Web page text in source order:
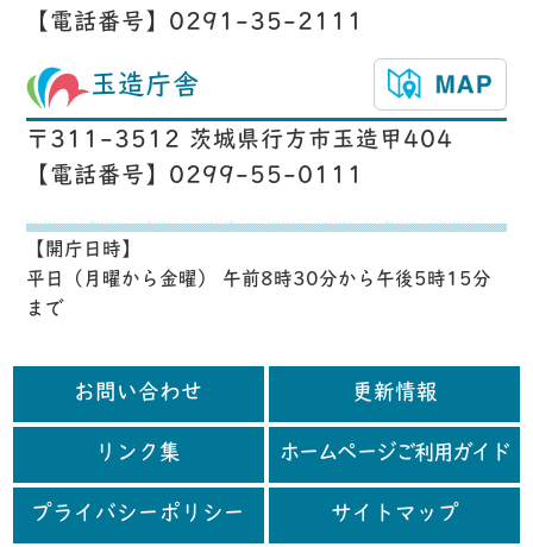
【電話番号】0291-35-2111
玉造庁舎
〒311-3512 茨城県行方市玉造甲404
【電話番号】0299-55-0111
【開庁日時】
平日（月曜から金曜） 午前8時30分から午後5時15分
まで
お問い合わせ 更新情報
リンク集 ホームページご利用ガイド
プライバシーポリシー サイトマップ